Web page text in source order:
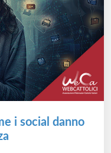
i social danno